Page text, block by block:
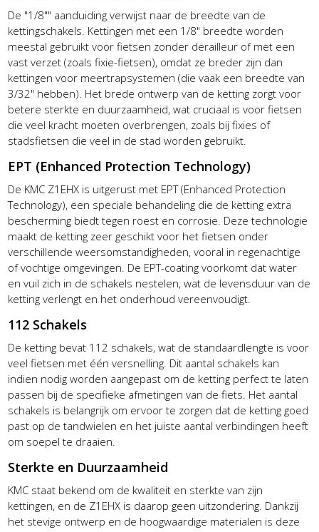
De "1/8"" aanduiding verwijst naar de breedte van de
kettingschakels. Kettingen met een 1/8" breedte worden
meestal gebruikt voor fietsen zonder derailleur of met een
vast verzet (zoals fixie-fietsen), omdat ze breder zijn dan
kettingen voor meertrapsystemen (die vaak een breedte van
3/32" hebben). Het brede ontwerp van de ketting zorgt voor
betere sterkte en duurzaamheid, wat cruciaal is voor fietsen
die veel kracht moeten overbrengen, zoals bij fixies of
stadsfietsen die veel in de stad worden gebruikt.
EPT (Enhanced Protection Technology)
De KMC Z1EHX is uitgerust met EPT (Enhanced Protection
Technology), een speciale behandeling die de ketting extra
bescherming biedt tegen roest en corrosie. Deze technologie
maakt de ketting zeer geschikt voor het fietsen onder
verschillende weersomstandigheden, vooral in regenachtige
of vochtige omgevingen. De EPT-coating voorkomt dat water
en vuil zich in de schakels nestelen, wat de levensduur van de
ketting verlengt en het onderhoud vereenvoudigt.
112 Schakels
De ketting bevat 112 schakels, wat de standaardlengte is voor
veel fietsen met één versnelling. Dit aantal schakels kan
indien nodig worden aangepast om de ketting perfect te laten
passen bij de specifieke afmetingen van de fiets. Het aantal
schakels is belangrijk om ervoor te zorgen dat de ketting goed
past op de tandwielen en het juiste aantal verbindingen heeft
om soepel te draaien.
Sterkte en Duurzaamheid
KMC staat bekend om de kwaliteit en sterkte van zijn
kettingen, en de Z1EHX is daarop geen uitzondering. Dankzij
het stevige ontwerp en de hoogwaardige materialen is deze